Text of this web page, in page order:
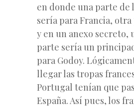
en donde una parte de
sería para Francia, otra
y en un anexo secreto,
parte sería un
para Godoy.
llegar las tropas
Portugal tenían que
España. Así pues, los